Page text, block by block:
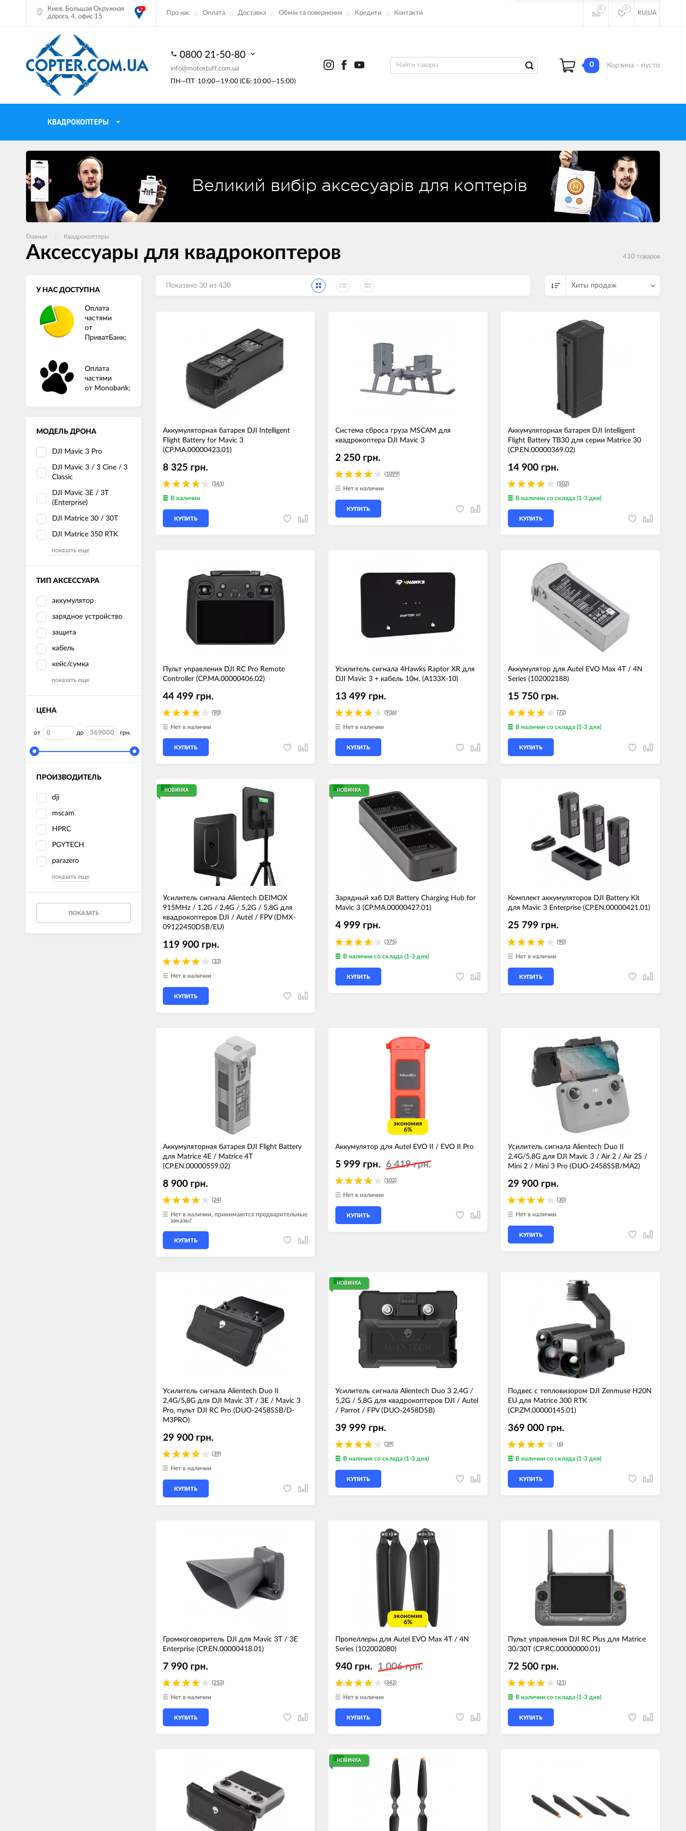
Киев, Большая Окружная
дорога, 4, офис 15
Про нас Оплата Доставка Обмін та повернення Кредити Контакти
0 0
RU UA
ПН—ПТ 10:00—19:00 (СБ: 10:00—15:00)
0800 21-50-80
info@motostuff.com.ua
0 Корзина - пусто
КВАДРОКОПТЕРЫ
Главная Квадрокоптеры
Аксессуары для квадрокоптеров 430 товаров
У НАС ДОСТУПНА
Оплата
частями
от
ПриватБанк;
Оплата
частями
от Monobank;
МОДЕЛЬ ДРОНА
DJI Mavic 3 Pro
DJI Mavic 3 / 3 Cine / 3
Classic
DJI Mavic 3E / 3T
(Enterprise)
DJI Matrice 30 / 30T
DJI Matrice 350 RTK
показать еще
ТИП АКСЕССУАРА
аккумулятор
зарядное устройство
защита
кабель
кейс/сумка
показать еще
ЦЕНА
от до грн.
ПРОИЗВОДИТЕЛЬ
dji
mscam
HPRC
PGYTECH
parazero
показать еще
ПОКАЗАТЬ
Показано 30 из 430 Хиты продаж
Аккумуляторная батарея DJI Intelligent
Flight Battery for Mavic 3
(CP.MA.00000423.01)
(561)
8 325 грн.
В наличии
КУПИТЬ
Система сброса груза MSCAM для
квадрокоптера DJI Mavic 3
(1099)
2 250 грн.
Нет в наличии
КУПИТЬ
Аккумуляторная батарея DJI Intelligent
Flight Battery TB30 для серии Matrice 30
(CP.EN.00000369.02)
(102)
14 900 грн.
В наличии со склада (1-3 дня)
КУПИТЬ
Пульт управления DJI RC Pro Remote
Controller (CP.MA.00000406.02)
(90)
44 499 грн.
Нет в наличии
КУПИТЬ
Усилитель сигнала 4Hawks Raptor XR для
DJI Mavic 3 + кабель 10м. (A133X-10)
(936)
13 499 грн.
Нет в наличии
КУПИТЬ
Аккумулятор для Autel EVO Max 4T / 4N
Series (102002188)
(72)
15 750 грн.
В наличии со склада (1-3 дня)
КУПИТЬ
НОВИНКА
Усилитель сигнала Alientech DEIMOX
915MHz / 1.2G / 2,4G / 5,2G / 5,8G для
квадрокоптеров DJI / Autel / FPV (DMX-
09122450DSB/EU)
(33)
119 900 грн.
Нет в наличии
КУПИТЬ
НОВИНКА
Зарядный хаб DJI Battery Charging Hub for
Mavic 3 (CP.MA.00000427.01)
(375)
4 999 грн.
В наличии со склада (1-3 дня)
КУПИТЬ
Комплект аккумуляторов DJI Battery Kit
для Mavic 3 Enterprise (CP.EN.00000421.01)
(90)
25 799 грн.
Нет в наличии
КУПИТЬ
Аккумуляторная батарея DJI Flight Battery
для Matrice 4E / Matrice 4T
(CP.EN.00000559.02)
(24)
8 900 грн.
Нет в наличии, принимаются предварительные
заказы!
КУПИТЬ
экономия
6%
Аккумулятор для Autel EVO II / EVO II Pro
(102)
5 999 грн. 6 419 грн.
Нет в наличии
КУПИТЬ
Усилитель сигнала Alientech Duo II
2,4G/5,8G для DJI Mavic 3 / Air 2 / Air 2S /
Mini 2 / Mini 3 Pro (DUO-2458SSB/MA2)
(30)
29 900 грн.
Нет в наличии
КУПИТЬ
Усилитель сигнала Alientech Duo II
2,4G/5,8G для DJI Mavic 3T / 3E / Mavic 3
Pro, пульт DJI RC Pro (DUO-2458SSB/D-
M3PRO)
(39)
29 900 грн.
Нет в наличии
КУПИТЬ
НОВИНКА
Усилитель сигнала Alientech Duo 3 2,4G /
5,2G / 5,8G для квадрокоптеров DJI / Autel
/ Parrot / FPV (DUO-2458DSB)
(39)
39 999 грн.
В наличии со склада (1-3 дня)
КУПИТЬ
Подвес с тепловизором DJI Zenmuse H20N
EU для Matrice 300 RTK
(CP.ZM.00000145.01)
(6)
369 000 грн.
В наличии со склада (1-3 дня)
КУПИТЬ
Громкоговоритель DJI для Mavic 3T / 3E
Enterprise (CP.EN.00000418.01)
(253)
7 990 грн.
Нет в наличии
КУПИТЬ
экономия
6%
Пропеллеры для Autel EVO Max 4T / 4N
Series (102002080)
(342)
940 грн. 1 006 грн.
Нет в наличии
КУПИТЬ
Пульт управления DJI RC Plus для Matrice
30/30T (CP.RC.00000000.01)
(21)
72 500 грн.
В наличии со склада (1-3 дня)
КУПИТЬ
НОВИНКА